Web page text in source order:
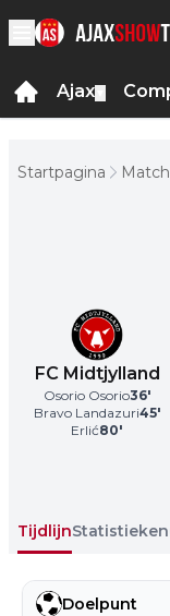
Ajax
Startpagina
FC Midtjylland
Osorio Osorio36'
Bravo Landazuri45'
Erlić80'
TijdlijnStatistieken
Doelpunt